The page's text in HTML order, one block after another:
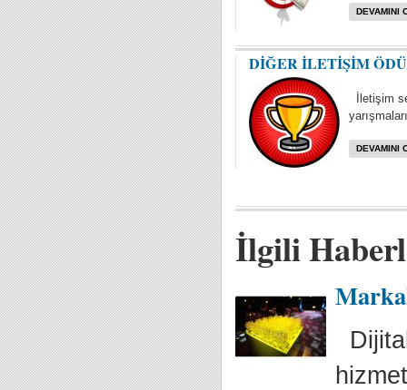
DEVAMINI
DİĞER İLETİŞİM
İletişim
DEVAMINI
İlgili